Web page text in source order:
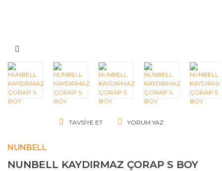
TAVSIYE ET YORUM YAZ
NUNBELL
NUNBELL KAYDIRMAZ ÇORAP S BOY